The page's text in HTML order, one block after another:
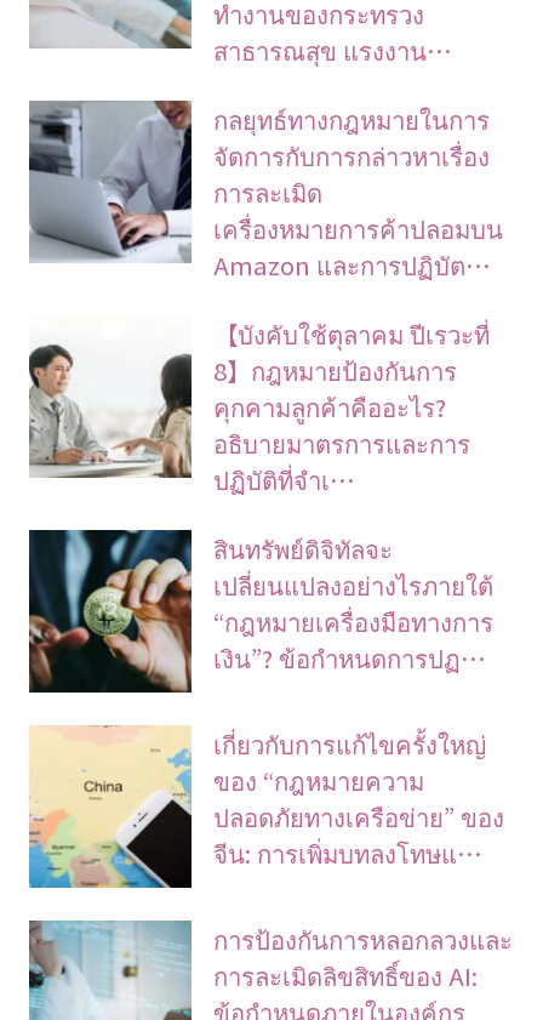
ทำงานของกระทรวง
สาธารณสุข แรงงาน…
กลยุทธ์ทางกฎหมายในการ
จัดการกับการกล่าวหาเรื่อง
การละเมิด
เครื่องหมายการค้าปลอมบน
Amazon และการปฏิบัต…
【บังคับใช้ตุลาคม ปีเรวะที่
8】กฎหมายป้องกันการ
คุกคามลูกค้าคืออะไร?
อธิบายมาตรการและการ
ปฏิบัติที่จำเ…
สินทรัพย์ดิจิทัลจะ
เปลี่ยนแปลงอย่างไรภายใต้
“กฎหมายเครื่องมือทางการ
เงิน”? ข้อกำหนดการปฏ…
เกี่ยวกับการแก้ไขครั้งใหญ่
ของ “กฎหมายความ
ปลอดภัยทางเครือข่าย” ของ
จีน: การเพิ่มบทลงโทษแ…
การป้องกันการหลอกลวงและ
การละเมิดลิขสิทธิ์ของ AI:
ข้อกำหนดภายในองค์กร